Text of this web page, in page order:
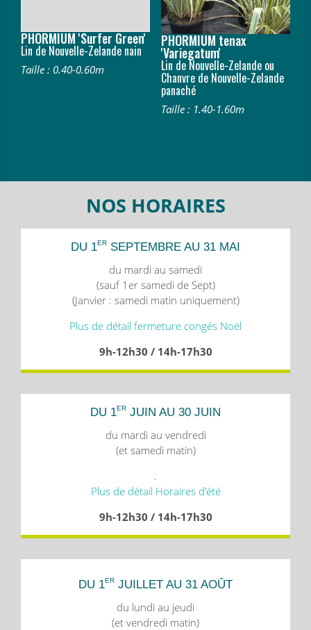
PHORMIUM 'Surfer Green'
Lin de Nouvelle-Zelande nain
Taille : 0.40-0.60m
PHORMIUM tenax
'Variegatum'
Lin de Nouvelle-Zelande ou
Chanvre de Nouvelle-Zelande
panaché
Taille : 1.40-1.60m
NOS HORAIRES
DU 1ER SEPTEMBRE AU 31 MAI
du mardi au samedi
(sauf 1er samedi de Sept)
(Janvier : samedi matin uniquement)
Plus de détail fermeture congés Noël
9h-12h30 / 14h-17h30
DU 1ER JUIN AU 30 JUIN
du mardi au vendredi
(et samedi matin)
.
Plus de détail Horaires d’été
9h-12h30 / 14h-17h30
DU 1ER JUILLET AU 31 AOÛT
du lundi au jeudi
(et vendredi matin)